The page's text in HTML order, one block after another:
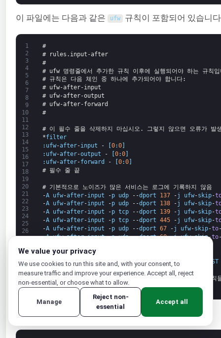
이 파일에는 다음과 같은 ufw 규칙이 포함되어 있습니
1
2
3
4
5
6
7
8
9
10
11
12
13
14
15
16
17
18
19
20
21
22
23
24
25
26
29
30
#
# rules.input-after
#
# ufw 명령줄에서 추가한 규칙 이후에 실행되어야 하는 규칙
# 규칙은 다음 체인 중 하나에 추가되어야 합니다:
# ufw-after-input
# ufw-after-output
# ufw-after-forward
#
# 이 필수 줄을 삭제하지 마십시오. 그렇지 않으면 오류가 발
*filter
: ufw-after-input - [0:0]
: ufw-after-output - [0:0]
: ufw-after-forward - 0:0]
# 필수 줄 끝
# 기본적으로 노이즈가 많은 서비스는 로그에 기록하지 않음
-A ufw-after-input -p udp --dport 137 -j ufw-skip-
-A ufw-after-input -p udp --dport 138 -j ufw-skip-
-A ufw-after-input -p tcp --dport 139 -j ufw-skip-
-A ufw-after-input -p tcp --dport 445 -j ufw-skip-
-A ufw-after-input -p udp --dport 67 -j ufw-skip-to
-A ufw-after-input -p udp --dport 68 -j ufw-skip-to
# 노이즈가 많은 브로드캐스트는 로그에 기록하지 않음
-A ufw-after-input -m addrtype --dst-type BROADCAST
# 'COMMIT' 줄을 삭제하지 마십시오. 그렇지 않으면 이 규칙
COMMIT
파일 하단에 다음 UFW 구성 줄 블록을 추가합니다:
We value your privacy
We use cookies to run this site and, with your consent, to
measure traffic and improve your experience. Accept all, reject
non-essential, or choose what to allow.
Manage
Reject non-
essential
Accept all